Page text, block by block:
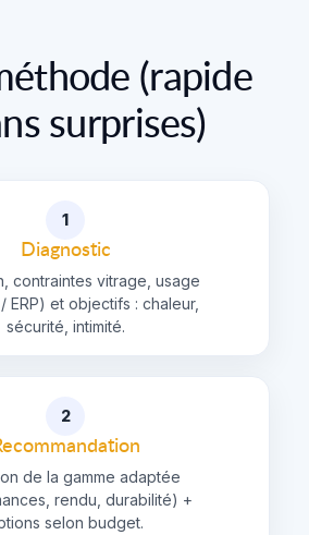
(rapide
surprises)
1
Diagnostic
contraintes vitrage, usage
ERP) et objectifs : chaleur,
sécurité, intimité.
2
de la gamme adaptée
rendu, durabilité) +
selon budget.